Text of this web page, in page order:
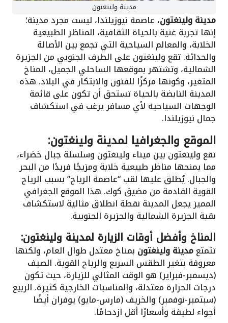
مدينة ولينغتون
مدينة ولينغتون، عاصمة نيوزيلندا، ليست مجرد مدينة؛
إنها تجربة غنية بالحياة الثقافية، المناظر الطبيعية
الخلابة، والمعالم السياحية التي تجمع بين الأصالة
والحداثة. تقع ولينغتون على الطرف الجنوبي من الجزيرة
الشمالية، وتشتهر بموقعها الساحلي الجميل، المناخ
المتغير، وكونها مركزًا للفنون والابتكار في البلاد. هذه
المدينة النابضة بالحياة تستحق أن تكون على قائمة
الوجهات السياحية لأي مسافر يرغب في استكشاف
جمال نيوزيلندا.
الموقع والجغرافيا لمدينة ولينغتون:
تقع ولينغتون بين ميناء ولينغتون وسلسلة جبال خضراء،
مما يمنحها مناظر طبيعية خلابة ومزيجًا فريدًا من البحر
والجبال. يُطلق عليها لقب “عاصمة الرياح” بسبب الرياح
القوية القادمة من مضيق كوك. هذا الموقع الجغرافي
المميز يجعل المدينة نقطة انطلاق مثالية لاستكشاف
بقية الجزيرة الشمالية والجزيرة الجنوبية.
المناخ وأفضل أوقات الزيارة لمدينة ولينغتون:
تتمتعمدينة ولينغتون بمناخ معتدل طوال العام، ولكنها
معروفة بتغير الطقس السريع والرياح القوية. الصيف
(ديسمبر-فبراير) هو الوقت المثالي للزيارة، حيث تكون
درجات الحرارة معتدلة، والمناسبات الخارجية كثيرة. الربيع
(سبتمبر-نوفمبر) والخريف (مارس-مايو) يوفران أيضًا
أجواء لطيفة وأسعارًا أقل ازدحامًا.